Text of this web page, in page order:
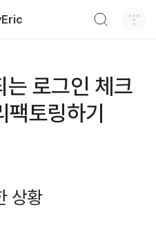
로그인 체크
토링하기
상황